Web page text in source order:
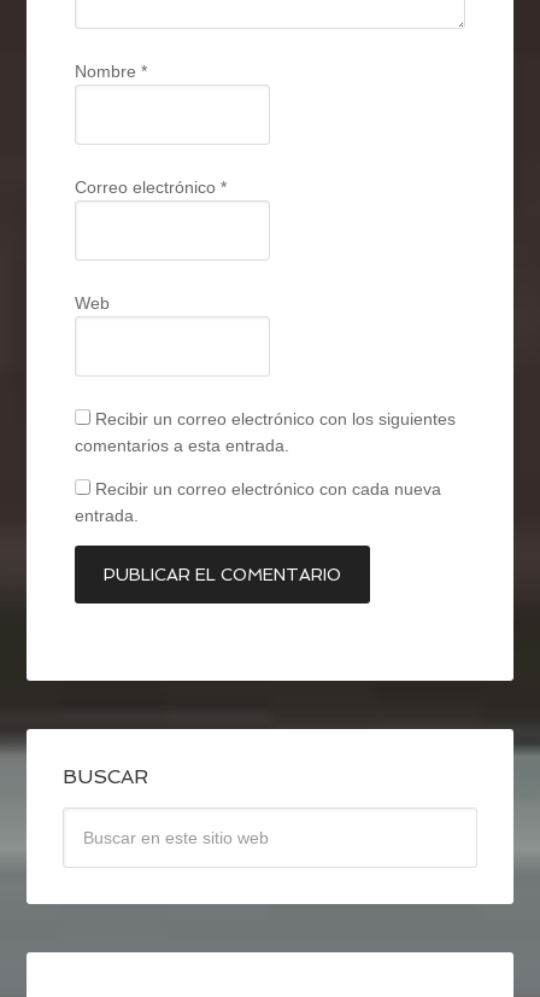
Nombre*
Correo electrónico*
Web
Recibir un correo electrónico con los siguientes
comentarios a esta entrada.
Recibir un correo electrónico con cada nueva
entrada.
BUSCAR